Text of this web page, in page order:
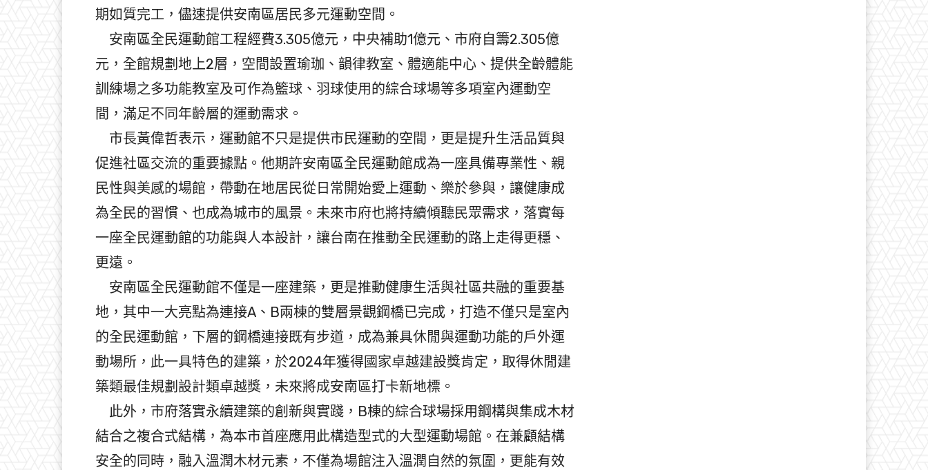
期如質完工，儘速提供安南區居民多元運動空間。
安南區全民運動館工程經費3.305億元，中央補助1億元、市府自籌2.305億
元，全館規劃地上2層，空間設置瑜珈、韻律教室、體適能中心、提供全齡體能
訓練場之多功能教室及可作為籃球、羽球使用的綜合球場等多項室內運動空
間，滿足不同年齡層的運動需求。
市長黃偉哲表示，運動館不只是提供市民運動的空間，更是提升生活品質與
促進社區交流的重要據點。他期許安南區全民運動館成為一座具備專業性、親
民性與美感的場館，帶動在地居民從日常開始愛上運動、樂於參與，讓健康成
為全民的習慣、也成為城市的風景。未來市府也將持續傾聽民眾需求，落實每
一座全民運動館的功能與人本設計，讓台南在推動全民運動的路上走得更穩、
更遠。
安南區全民運動館不僅是一座建築，更是推動健康生活與社區共融的重要基
地，其中一大亮點為連接A、B兩棟的雙層景觀鋼橋已完成，打造不僅只是室內
的全民運動館，下層的鋼橋連接既有步道，成為兼具休閒與運動功能的戶外運
動場所，此一具特色的建築，於2024年獲得國家卓越建設獎肯定，取得休閒建
築類最佳規劃設計類卓越獎，未來將成安南區打卡新地標。
此外，市府落實永續建築的創新與實踐，B棟的綜合球場採用鋼構與集成木材
結合之複合式結構，為本市首座應用此構造型式的大型運動場館。在兼顧結構
安全的同時，融入溫潤木材元素，不僅為場館注入溫潤自然的氛圍，更能有效